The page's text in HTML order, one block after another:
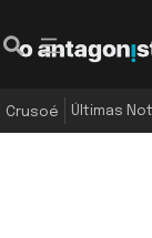
Crusoé Últimas